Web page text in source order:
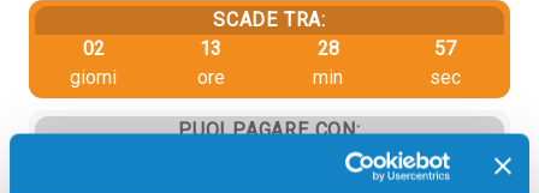
SCADE TRA:
02
giorni
13
ore
28
min
57
sec
PUOI PAGARE CON: